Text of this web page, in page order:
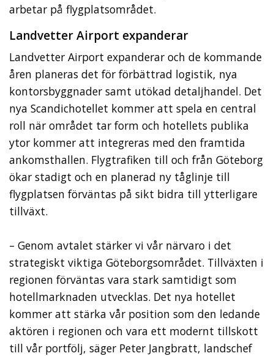
arbetar på flygplatsområdet.
Landvetter Airport expanderar
Landvetter Airport expanderar och de kommande
åren planeras det för förbättrad logistik, nya
kontorsbyggnader samt utökad detaljhandel. Det
nya Scandichotellet kommer att spela en central
roll när området tar form och hotellets publika
ytor kommer att integreras med den framtida
ankomsthallen. Flygtrafiken till och från Göteborg
ökar stadigt och en planerad ny tåglinje till
flygplatsen förväntas på sikt bidra till ytterligare
tillväxt.
– Genom avtalet stärker vi vår närvaro i det
strategiskt viktiga Göteborgsområdet. Tillväxten i
regionen förväntas vara stark samtidigt som
hotellmarknaden utvecklas. Det nya hotellet
kommer att stärka vår position som den ledande
aktören i regionen och vara ett modernt tillskott
till vår portfölj, säger Peter Jangbratt, landschef